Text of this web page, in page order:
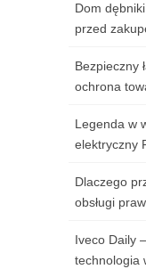
Dom
przed
Bezpieczny
ochrona
Legenda w
elektryczny
Dlaczego
obsługi
Iveco Daily
technologia